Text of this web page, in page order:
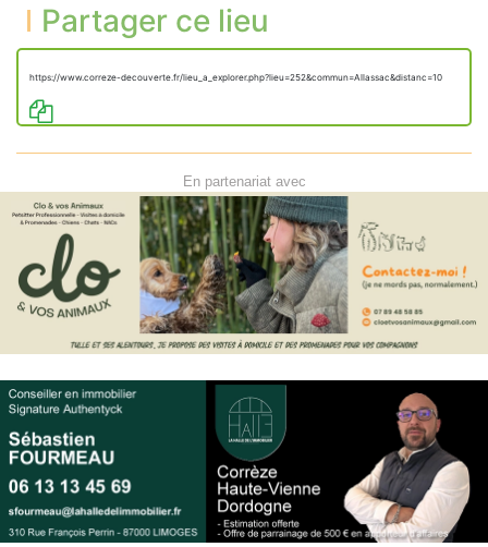
Partager ce lieu
https://www.correze-decouverte.fr/lieu_a_explorer.php?lieu=252&commun=Allassac&distanc=10
En partenariat avec